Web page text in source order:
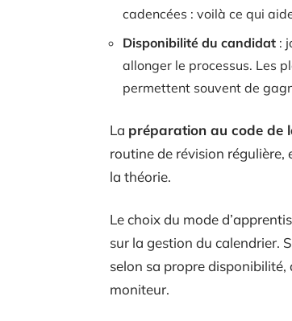
cadencées : voilà ce qui
Disponibilité du candidat :
allonger le processus. Les
permettent souvent de
La préparation au code de
routine de révision régulière,
la théorie.
Le choix du mode
sur la gestion du calendrier.
selon sa propre disponibilité,
moniteur.